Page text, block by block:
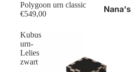
Nana's
Polygoon urn classic
€549,00
Kubus
urn-
Lelies
zwart